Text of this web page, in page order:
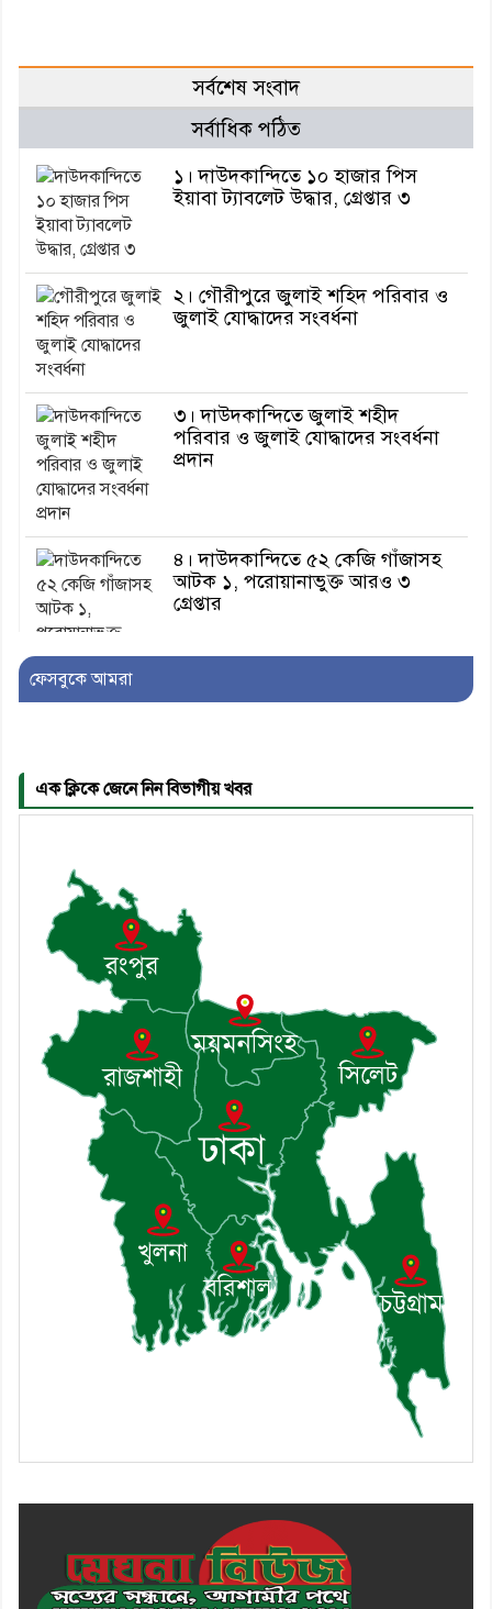
সর্বশেষ সংবাদ
সর্বাধিক পঠিত
১। দাউদকান্দিতে ১০ হাজার পিস
ইয়াবা ট্যাবলেট উদ্ধার, গ্রেপ্তার ৩
২। গৌরীপুরে জুলাই শহিদ পরিবার ও
জুলাই যোদ্ধাদের সংবর্ধনা
৩। দাউদকান্দিতে জুলাই শহীদ
পরিবার ও জুলাই যোদ্ধাদের সংবর্ধনা
প্রদান
৪। দাউদকান্দিতে ৫২ কেজি গাঁজাসহ
আটক ১, পরোয়ানাভুক্ত আরও ৩
গ্রেপ্তার
৫। মেঘনা উপজেলা বিএনপির নতুন
৬। জেলা পুলিশ সুপার থেকে সম্মাননা
৭। দাউদকান্দিতে উপজেলা আইন-
শৃঙ্খলা কমিটির মাসিক সভা অনুষ্ঠিত
৮। দাউদকান্দিতে মুচি সম্প্রদায়ের
খোঁজখবর নিলেন ড. খন্দকার মারুফ
হোসেন
৯। মেঘনায় আইন-শৃঙ্খলা কমিটির
মাসিক সভা অনুষ্ঠিত
১০। জাতীয় নেতা ড. খন্দকার
মোশাররফ হোসেনের মূল্যায়ন কোথায়
এবং একটি বিশ্লেষণ
ফেসবুকে আমরা
এক ক্লিকে জেনে নিন বিভাগীয় খবর